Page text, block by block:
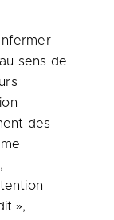
sens de
des
»,